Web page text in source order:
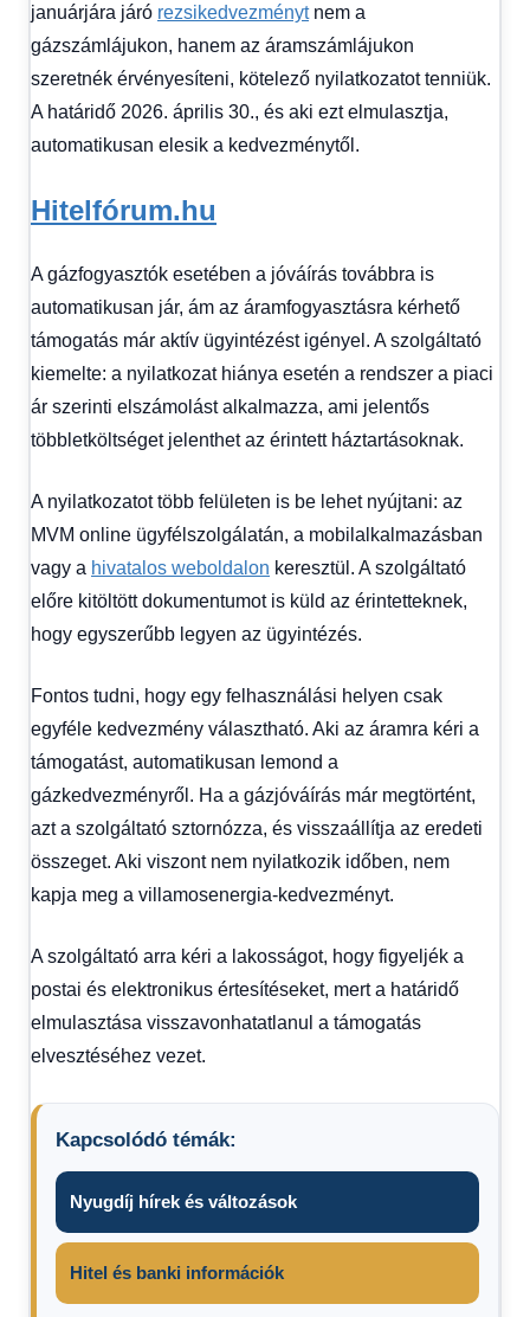
januárjára járó rezsikedvezménytnem a
gázszámlájukon, hanem az áramszámlájukon
szeretnék érvényesíteni, kötelező nyilatkozatot tenniük.
A határidő 2026. április 30., és aki ezt elmulasztja,
automatikusan elesik a kedvezménytől.
Hitelfórum.hu
A gázfogyasztók esetében a jóváírás továbbra is
automatikusan jár, ám az áramfogyasztásra kérhető
támogatás már aktív ügyintézést igényel. A szolgáltató
kiemelte: a nyilatkozat hiánya esetén a rendszer a piaci
ár szerinti elszámolást alkalmazza, ami jelentős
többletköltséget jelenthet az érintett háztartásoknak.
A nyilatkozatot több felületen is be lehet nyújtani: az
MVM online ügyfélszolgálatán, a mobilalkalmazásban
vagy a hivatalos weboldalon keresztül. A szolgáltató
előre kitöltött dokumentumot is küld az érintetteknek,
hogy egyszerűbb legyen az ügyintézés.
Fontos tudni, hogy egy felhasználási helyen csak
egyféle kedvezmény választható. Aki az áramra kéri a
támogatást, automatikusan lemond a
gázkedvezményről. Ha a gázjóváírás már megtörtént,
azt a szolgáltató sztornózza, és visszaállítja az eredeti
összeget. Aki viszont nem nyilatkozik időben, nem
kapja meg a villamosenergia‑kedvezményt.
A szolgáltató arra kéri a lakosságot, hogy figyeljék a
postai és elektronikus értesítéseket, mert a határidő
elmulasztása visszavonhatatlanul a támogatás
elvesztéséhez vezet.
Kapcsolódó témák:
Nyugdíj hírek és változások
Hitel és banki információk